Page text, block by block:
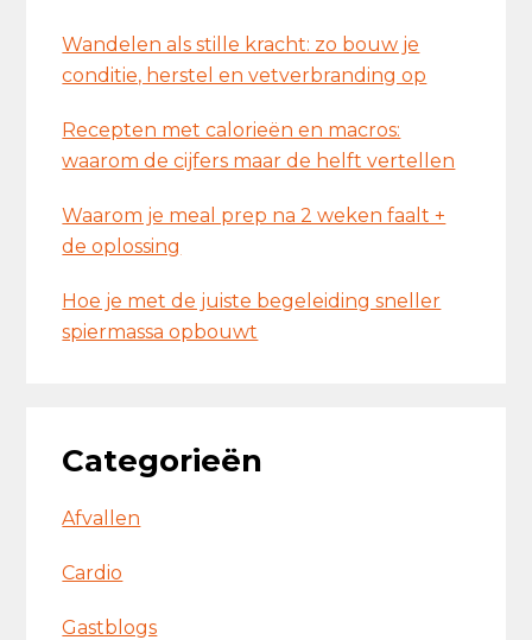
Wandelen als stille kracht: zo bouw je
conditie, herstel en vetverbranding op
Recepten met calorieën en macros:
waarom de cijfers maar de helft vertellen
Waarom je meal prep na 2 weken faalt +
de oplossing
Hoe je met de juiste begeleiding sneller
spiermassa opbouwt
Categorieën
Afvallen
Cardio
Gastblogs